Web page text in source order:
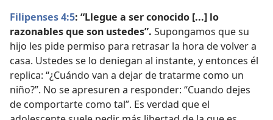
Filipenses 4:5: “Llegue a ser conocido [...] lo
razonables que son ustedes”. Supongamos que su
hijo les pide permiso para retrasar la hora de volver a
casa. Ustedes se lo deniegan al instante, y entonces él
replica: “¿Cuándo van a dejar de tratarme como un
niño?”. No se apresuren a responder: “Cuando dejes
de comportarte como tal”. Es verdad que el